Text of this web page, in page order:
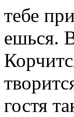
тебе
ешься.
гостя